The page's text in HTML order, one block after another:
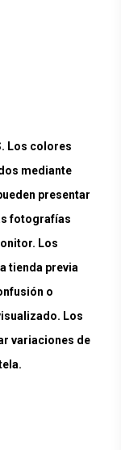
Los colores
mediante
presentar
fotografías
Los
tienda previa
o
Los
variaciones de